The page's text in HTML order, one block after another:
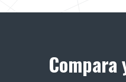
Compara